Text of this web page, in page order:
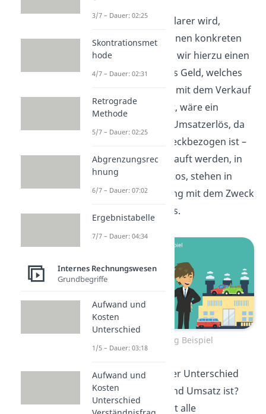
Damit das etwas klarer wird,
schauen wir uns einen konkreten
Fall an. Betrachten wir hierzu einen
Autohersteller. Das Geld, welches
das Unternehmen mit dem Verkauf
der Autos verdient, wäre ein
Beispiel für einen Umsatzerlös, da
dieser betriebszweckbezogen ist –
die Güter, die verkauft werden, in
diesem Fall die Autos, stehen in
direkter Verbindung mit dem Zweck
des Unternehmens.
Erlös Ertrag Beispiel
Was jetzt genau der Unterschied
zwischen Ertrag und Umsatz ist?
Der Ertrag umfasst alle
3/7 – Dauer: 02:25
Skontrationsmet
hode
4/7 – Dauer: 02:31
Retrograde
Methode
5/7 – Dauer: 02:25
Abgrenzungsrec
hnung
6/7 – Dauer: 07:02
Ergebnistabelle
7/7 – Dauer: 04:34
Internes Rechnungswesen
Grundbegriffe
Aufwand und
Kosten
Unterschied
1/5 – Dauer: 03:18
Aufwand und
Kosten
Unterschied